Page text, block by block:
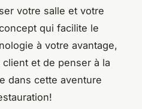
votre salle et votre
qui facilite le
à votre avantage,
et de penser à la
dans cette aventure